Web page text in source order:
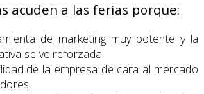
acuden a las ferias porque:
de marketing muy potente y la
se ve reforzada.
de la empresa de cara al mercado